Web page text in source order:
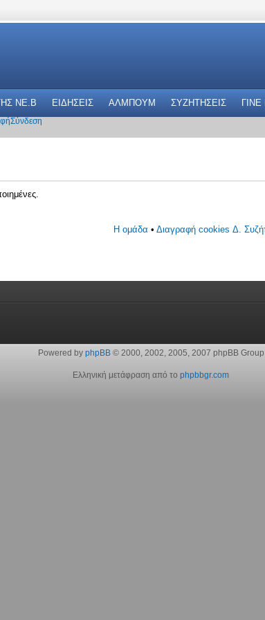
NE.B ΕΙΔΗΣΕΙΣ ΑΛΜΠΟΥΜ ΣΥΖΗΤΗΣΕΙΣ
Σύνδεση
Η ομάδα • Διαγραφή cookies Δ.
Powered by phpBB© 2000, 2002, 2005, 2007 phpBB Group
Ελληνική μετάφραση από το phpbbgr.com